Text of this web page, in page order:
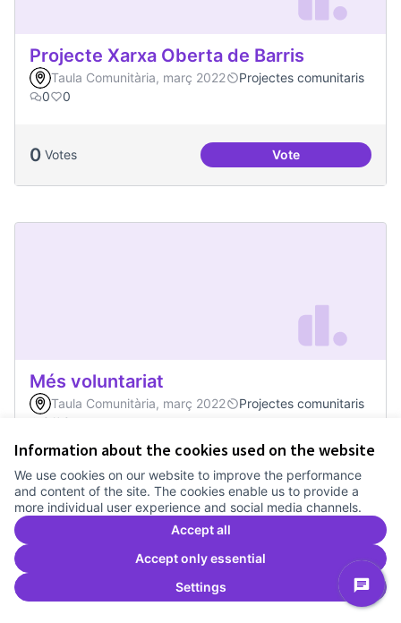
Information about the cookies used on the website
We use cookies on our website to improve the performance
and content of the site. The cookies enable us to provide a
more individual user experience and social media channels.
Accept all
Accept only essential
Settings
Projecte Xarxa Oberta de Barris
Taula Comunitària, març 2022
Projectes comunitaris
0
0
0 Votes VoteProjecte Xarxa
Més voluntariat
Taula Comunitària, març 2022
Projectes comunitaris
0
0
0 Votes VoteMés voluntariat